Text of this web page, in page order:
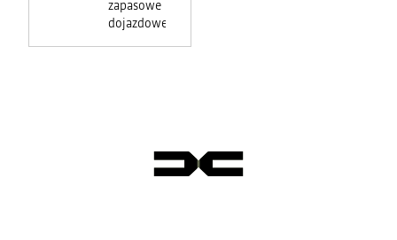
zapasowe
dojazdowe